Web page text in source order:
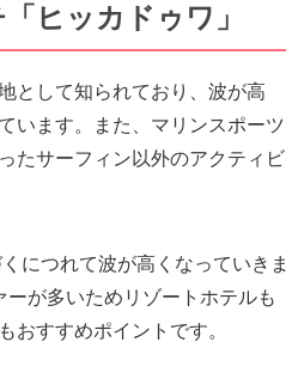
ヒッカドゥワ」
として知られており、波が高
います。また、マリンスポーツ
たサーフィン以外のアクティビ
につれて波が高くなっていきま
が多いためリゾートホテルも
おすすめポイントです。